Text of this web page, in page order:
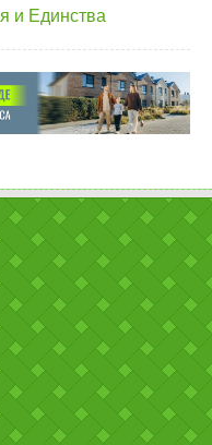
и Единства